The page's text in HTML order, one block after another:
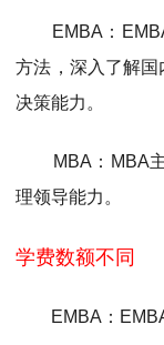
EMBA：EMBA
方法，深入了解
决策能力。
MBA：MBA主
理领导能力。
学费数额不同
EMBA：EMBA